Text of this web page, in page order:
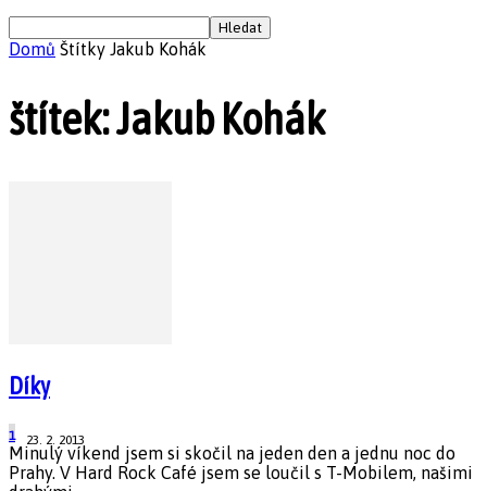
Domů Štítky Jakub Kohák
štítek: Jakub Kohák
Díky
23. 2. 2013
1
Minulý víkend jsem si skočil na jeden den a jednu noc do
Prahy. V Hard Rock Café jsem se loučil s T-Mobilem, našimi